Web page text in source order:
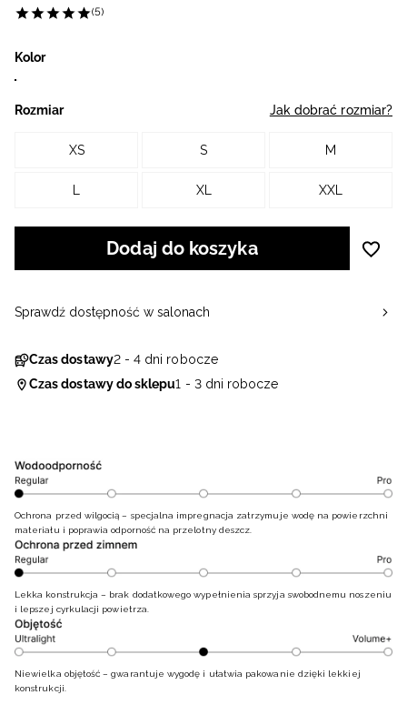
(5)
Kolor
Rozmiar Jak dobrać rozmiar?
XS S M
L XL XXL
Dodaj do koszyka
Czas dostawy2 - 4 dni robocze
Czas dostawy do sklepu1 - 3 dni robocze
Sprawdź dostępność w salonach
Ochrona przed wilgocią – specjalna impregnacja zatrzymuje wodę na powierzchni
materiału i poprawia odporność na przelotny deszcz.
Lekka konstrukcja – brak dodatkowego wypełnienia sprzyja swobodnemu noszeniu
i lepszej cyrkulacji powietrza.
Niewielka objętość – gwarantuje wygodę i ułatwia pakowanie dzięki lekkiej
konstrukcji.